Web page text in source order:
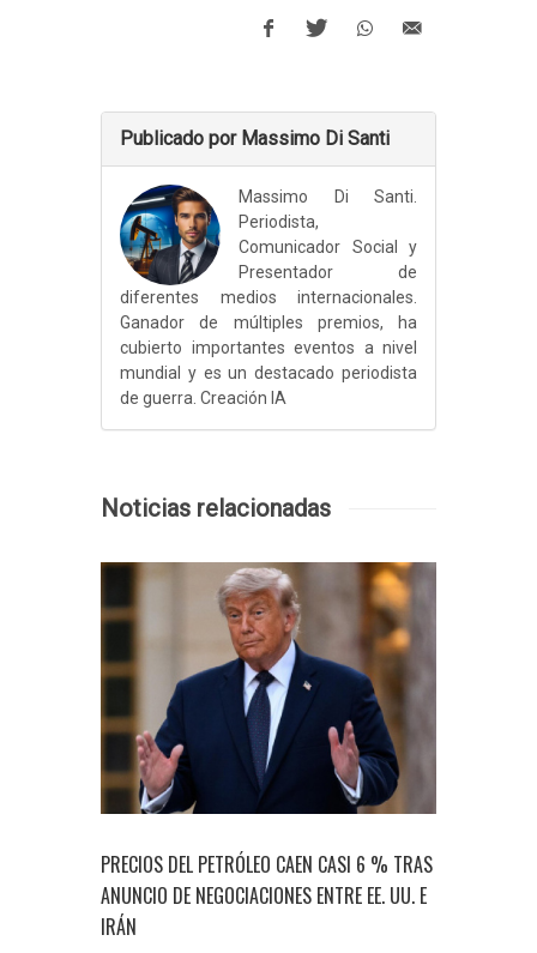
Publicado por Massimo Di Santi
Massimo Di Santi.
Periodista,
Comunicador Social y
Presentador de
diferentes medios internacionales.
Ganador de múltiples premios, ha
cubierto importantes eventos a nivel
mundial y es un destacado periodista
de guerra. Creación IA
Noticias relacionadas
CAEN CASI 6 % TRAS
ENTRE EE. UU. E
PRECIOS DEL PETRÓLEO CAEN HASTA
% ANTE PAUSA EN LAS HOSTILIDADES